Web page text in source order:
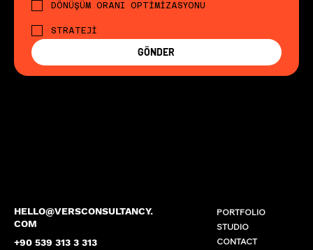
HELLO@VERSCONSULTANCY.
COM
+90 539 313 3 313
PORTFOLIO
STUDIO
CONTACT
DÖNÜŞÜM ORANI OPTİMİZASYONU
STRATEJİ
GÖNDER